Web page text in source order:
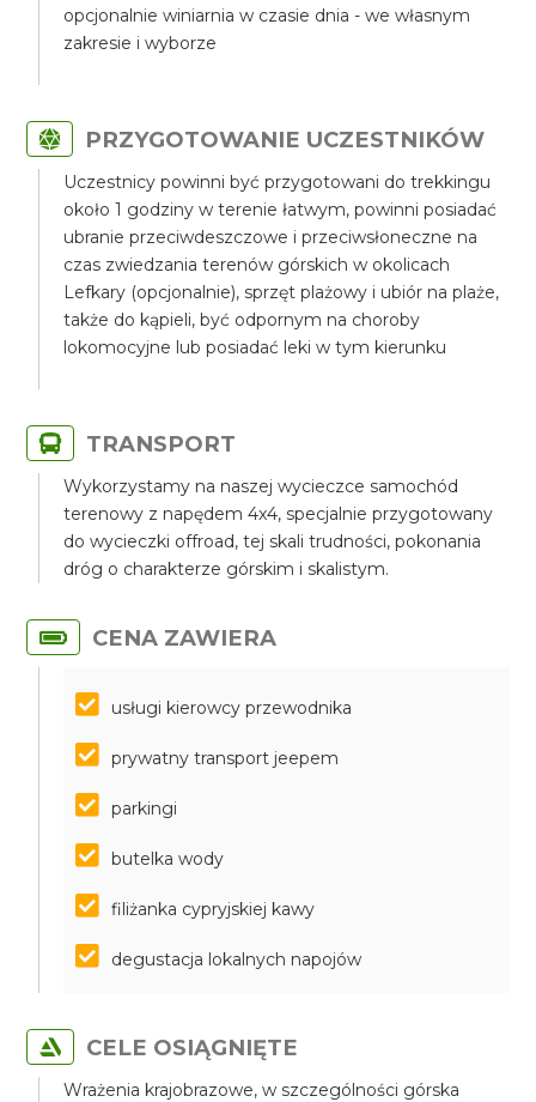
opcjonalnie winiarnia w czasie dnia - we własnym
zakresie i wyborze
PRZYGOTOWANIE UCZESTNIKÓW
Uczestnicy powinni być przygotowani do trekkingu
około 1 godziny w terenie łatwym, powinni posiadać
ubranie przeciwdeszczowe i przeciwsłoneczne na
czas zwiedzania terenów górskich w okolicach
Lefkary (opcjonalnie), sprzęt plażowy i ubiór na plaże,
także do kąpieli, być odpornym na choroby
lokomocyjne lub posiadać leki w tym kierunku
TRANSPORT
Wykorzystamy na naszej wycieczce samochód
terenowy z napędem 4x4, specjalnie przygotowany
do wycieczki offroad, tej skali trudności, pokonania
dróg o charakterze górskim i skalistym.
CENA ZAWIERA
usługi kierowcy przewodnika
prywatny transport jeepem
parkingi
butelka wody
filiżanka cypryjskiej kawy
degustacja lokalnych napojów
CELE OSIĄGNIĘTE
Wrażenia krajobrazowe, w szczególności górska